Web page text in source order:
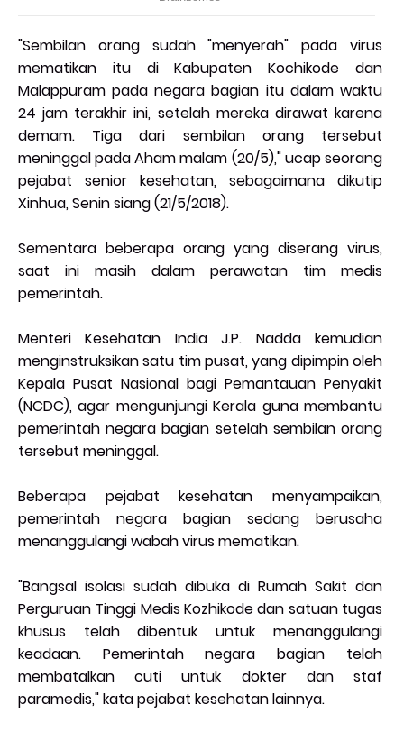
"Sembilan orang sudah "menyerah" pada virus
mematikan itu di Kabupaten Kochikode dan
Malappuram pada negara bagian itu dalam waktu
24 jam terakhir ini, setelah mereka dirawat karena
demam. Tiga dari sembilan orang tersebut
meninggal pada Aham malam (20/5)," ucap seorang
pejabat senior kesehatan, sebagaimana dikutip
Xinhua, Senin siang (21/5/2018).
Sementara beberapa orang yang diserang virus,
saat ini masih dalam perawatan tim medis
pemerintah.
Menteri Kesehatan India J.P. Nadda kemudian
menginstruksikan satu tim pusat, yang dipimpin oleh
Kepala Pusat Nasional bagi Pemantauan Penyakit
(NCDC), agar mengunjungi Kerala guna membantu
pemerintah negara bagian setelah sembilan orang
tersebut meninggal.
Beberapa pejabat kesehatan menyampaikan,
pemerintah negara bagian sedang berusaha
menanggulangi wabah virus mematikan.
"Bangsal isolasi sudah dibuka di Rumah Sakit dan
Perguruan Tinggi Medis Kozhikode dan satuan tugas
khusus telah dibentuk untuk menanggulangi
keadaan. Pemerintah negara bagian telah
membatalkan cuti untuk dokter dan staf
paramedis," kata pejabat kesehatan lainnya.